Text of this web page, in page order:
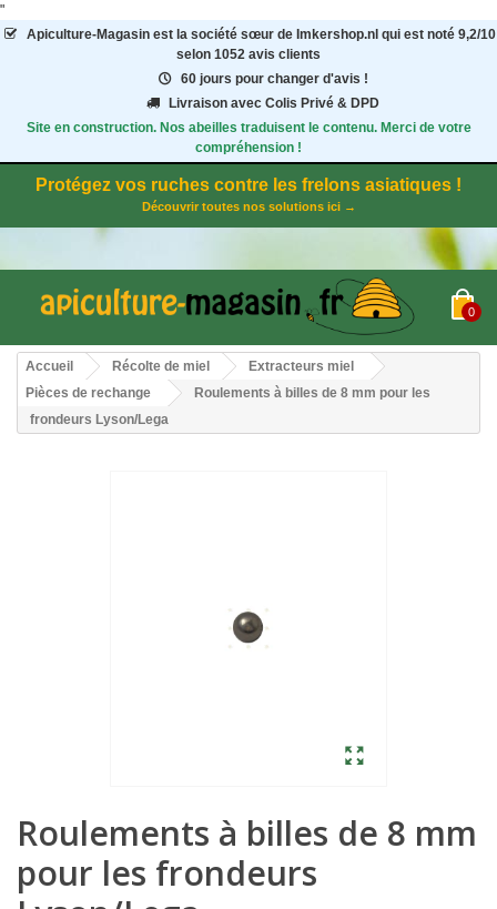
"
Apiculture-Magasinest la société sœur de Imkershop.nl qui est noté 9,2/10
selon 1052 avis clients
60 jours pour changer d'avis !
Livraison avec Colis Privé & DPD
Site en construction. Nos abeilles traduisent le contenu. Merci de votre
compréhension !
Protégez vos ruches contre les frelons asiatiques !
Découvrir toutes nos solutions ici →
0
Accueil Récolte de miel
Extracteurs miel
Pièces de rechange
Roulements à billes de 8 mm pour les
frondeurs Lyson/Lega
Roulements à billes de 8 mm
pour les frondeurs